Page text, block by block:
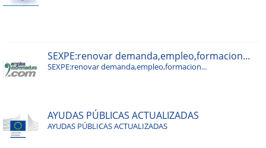
SEXPE:renovar demanda,empleo,formacion...
SEXPE:renovar demanda,empleo,formacion...
AYUDAS PÚBLICAS ACTUALIZADAS
AYUDAS PÚBLICAS ACTUALIZADAS